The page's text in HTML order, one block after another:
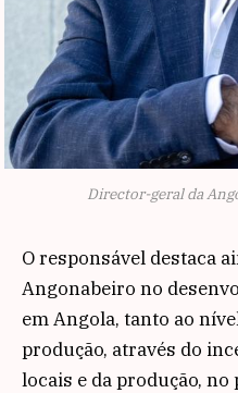
Director-geral da
O responsável destaca
Angonabeiro no
em Angola, tanto ao
produção, através do
locais e da produção, no